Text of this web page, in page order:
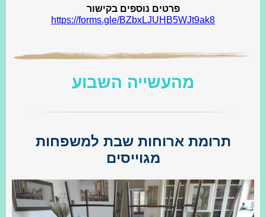
פרטים נוספים בקישור
https://forms.gle/BZbxLJUHB5WJt9ak8
מהעשייה השבוע
תרומת ארוחות שבת למשפחות
מגוייסים